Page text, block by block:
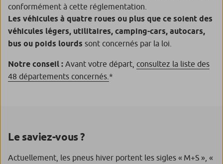
conformément à cette réglementation.
Les véhicules à quatre roues ou plus que ce soient des
véhicules légers, utilitaires, camping-cars, autocars,
bus ou poids lourds sont concernés par la loi.
Notre conseil : Avant votre départ, consultez la liste des
48 départements concernés. *
Le saviez-vous ?
Actuellement, les pneus hiver portent les sigles « M+S », «